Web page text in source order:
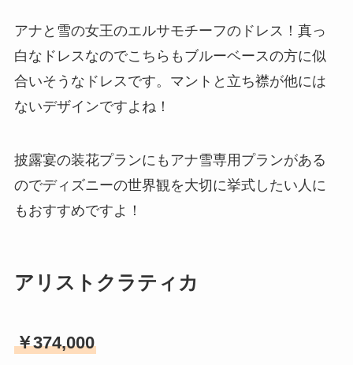
アナと雪の女王のエルサモチーフのドレス！真っ
白なドレスなのでこちらもブルーベースの方に似
合いそうなドレスです。マントと立ち襟が他には
ないデザインですよね！
披露宴の装花プランにもアナ雪専用プランがある
のでディズニーの世界観を大切に挙式したい人に
もおすすめですよ！
アリストクラティカ
￥374,000